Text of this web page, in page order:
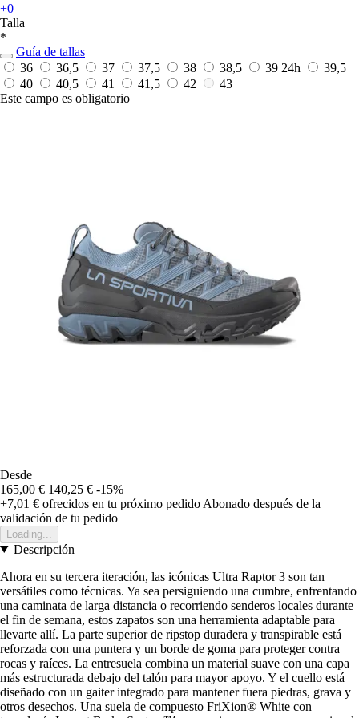
+0
Talla
*
Guía de tallas
36
36,5 37 37,5 38 38,5 39 24h
39,5
40
40,5 41 41,5 42
43
Este campo es obligatorio
Desde
165,00 € 140,25 € -15%
+7,01 € ofrecidos en tu próximo pedido Abonado después de la
validación de tu pedido
Loading...
Descripción
Ahora en su tercera iteración, las icónicas Ultra Raptor 3 son tan
versátiles como técnicas. Ya sea persiguiendo una cumbre, enfrentando
una caminata de larga distancia o recorriendo senderos locales durante
el fin de semana, estos zapatos son una herramienta adaptable para
llevarte allí. La parte superior de ripstop duradera y transpirable está
reforzada con una puntera y un borde de goma para proteger contra
rocas y raíces. La entresuela combina un material suave con una capa
más estructurada debajo del talón para mayor apoyo. Y el cuello está
diseñado con un gaiter integrado para mantener fuera piedras, grava y
otros desechos. Una suela de compuesto FriXion® White con